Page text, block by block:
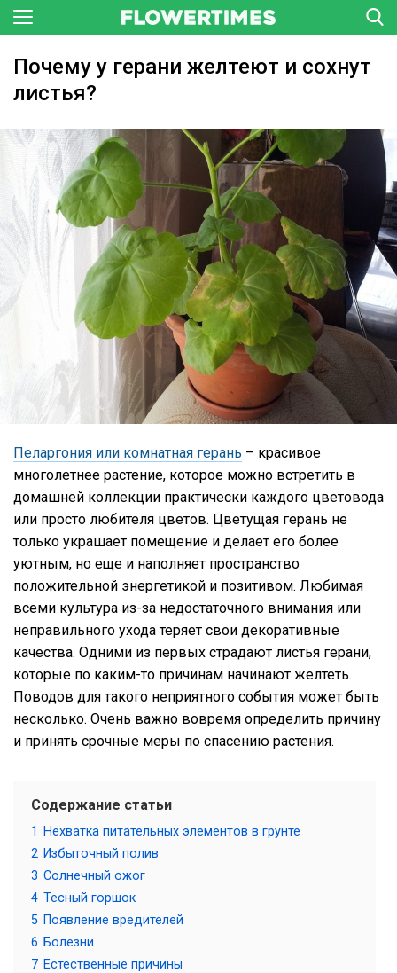
Почему у герани желтеют и сохнут
листья?
Пеларгония или комнатная герань – красивое
многолетнее растение, которое можно встретить в
домашней коллекции практически каждого цветовода
или просто любителя цветов. Цветущая герань не
только украшает помещение и делает его более
уютным, но еще и наполняет пространство
положительной энергетикой и позитивом. Любимая
всеми культура из-за недостаточного внимания или
неправильного ухода теряет свои декоративные
качества. Одними из первых страдают листья герани,
которые по каким-то причинам начинают желтеть.
Поводов для такого неприятного события может быть
несколько. Очень важно вовремя определить причину
и принять срочные меры по спасению растения.
Содержание статьи
1
Нехватка питательных элементов в грунте
2 Избыточный полив
3 Солнечный ожог
4 Тесный горшок
5 Появление вредителей
6 Болезни
7 Естественные причины